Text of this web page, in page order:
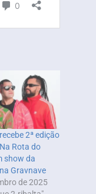
2ª edição
Rota do
show da
Gravnave
de 2025